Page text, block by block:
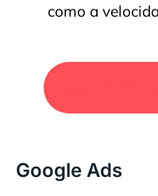
como a
Google Ads